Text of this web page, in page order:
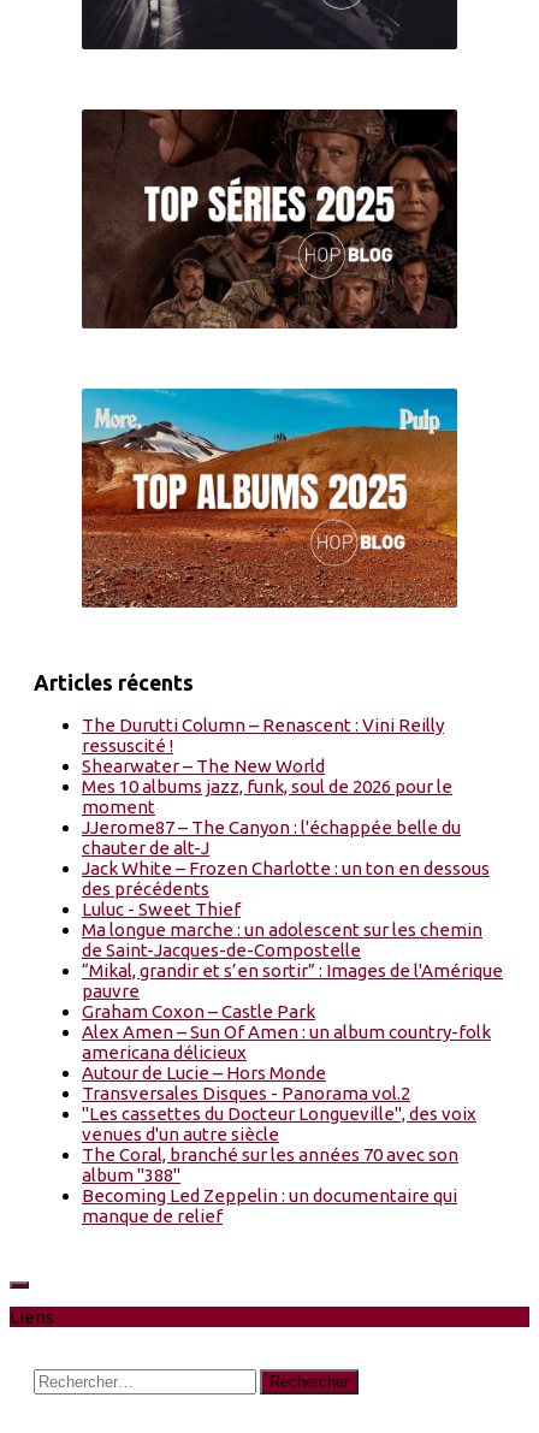
Articles récents
The Durutti Column – Renascent : Vini Reilly
ressuscité !
Shearwater – The New World
Mes 10 albums jazz, funk, soul de 2026 pour le
moment
JJerome87 – The Canyon : l'échappée belle du
chauter de alt-J
Jack White – Frozen Charlotte : un ton en dessous
des précédents
Luluc - Sweet Thief
Ma longue marche : un adolescent sur les chemin
de Saint-Jacques-de-Compostelle
“Mikal, grandir et s’en sortir” : Images de l'Amérique
pauvre
Graham Coxon – Castle Park
Alex Amen – Sun Of Amen : un album country-folk
americana délicieux
Autour de Lucie – Hors Monde
Transversales Disques - Panorama vol.2
"Les cassettes du Docteur Longueville", des voix
venues d'un autre siècle
The Coral, branché sur les années 70 avec son
album "388"
Becoming Led Zeppelin : un documentaire qui
manque de relief
Liens
Rechercher :